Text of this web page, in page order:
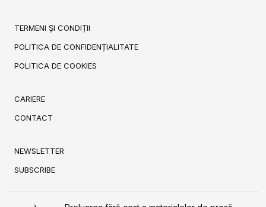
TERMENI ȘI CONDIȚII
POLITICA DE CONFIDENȚIALITATE
POLITICA DE COOKIES
CARIERE
CONTACT
NEWSLETTER
SUBSCRIBE